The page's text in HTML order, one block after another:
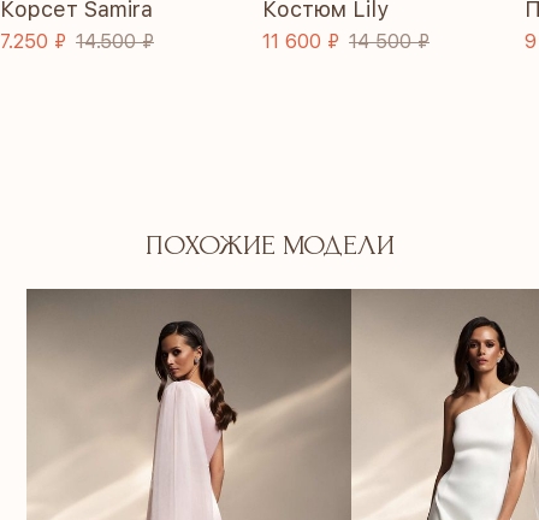
Корсет Samira
7.250 ₽ 14.500 ₽
Костюм Lily
11 600 ₽ 14 500 ₽
ПОХОЖИЕ МОДЕЛИ